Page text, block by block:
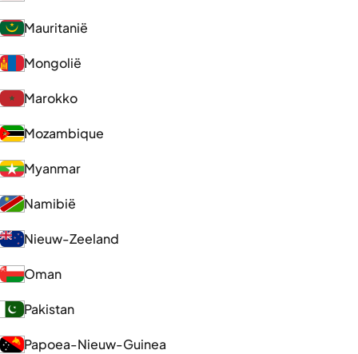
Mauritanië
Mongolië
Marokko
Mozambique
Myanmar
Namibië
Nieuw-Zeeland
Oman
Pakistan
Papoea-Nieuw-Guinea